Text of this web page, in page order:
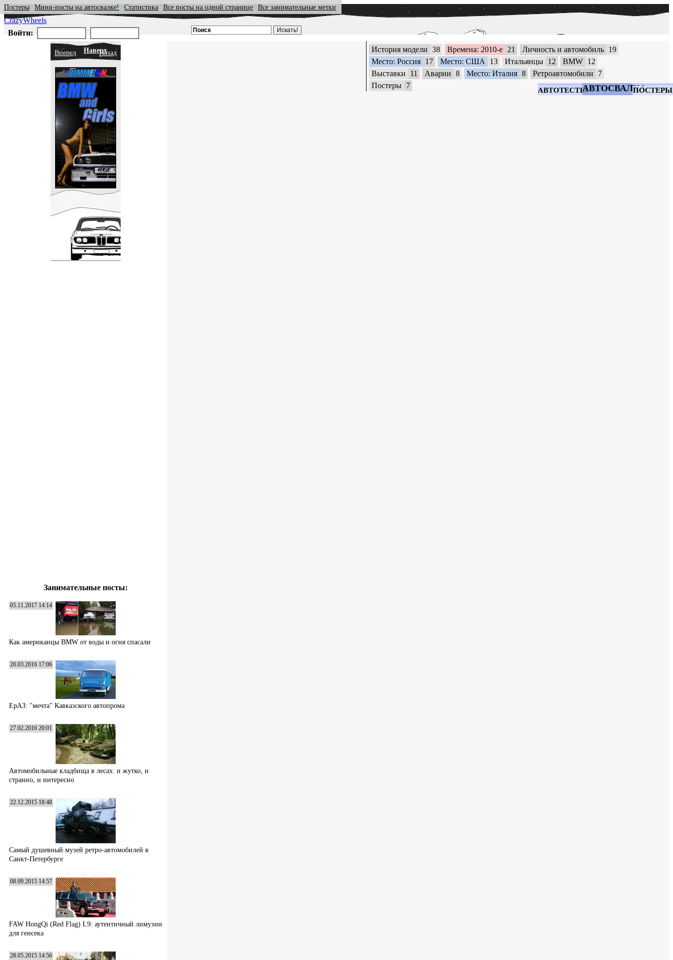
CrazyWheels
АВТОТЕСТЫАВТОСВАЛКАПОСТЕРЫ
Постеры Мини-посты на автосвалке! Статистика Все посты на одной странице Все занимательные метки
Войти:
Вперед НаверхНазад
Занимательные посты:
05.11.2017 14:14
Как американцы BMW от воды и огня спасали
20.03.2016 17:06
ЕрАЗ: "мечта" Кавказского автопрома
27.02.2016 20:01
Автомобильные кладбища в лесах: и жутко, и
странно, и интересно
22.12.2015 18:48
Самый душевный музей ретро-автомобилей в
Санкт-Петербурге
08.09.2015 14:57
FAW HongQi (Red Flag) L9: аутентичный лимузин
для генсека
28.05.2015 14:56
История модели 38 Времена: 2010-е 21 Личность и автомобиль
19
Место: Россия
17 Место: США 13 Итальянцы 12 BMW
12
Выставки
11 Аварии 8 Место: Италия 8 Ретроавтомобили
7
Постеры
7